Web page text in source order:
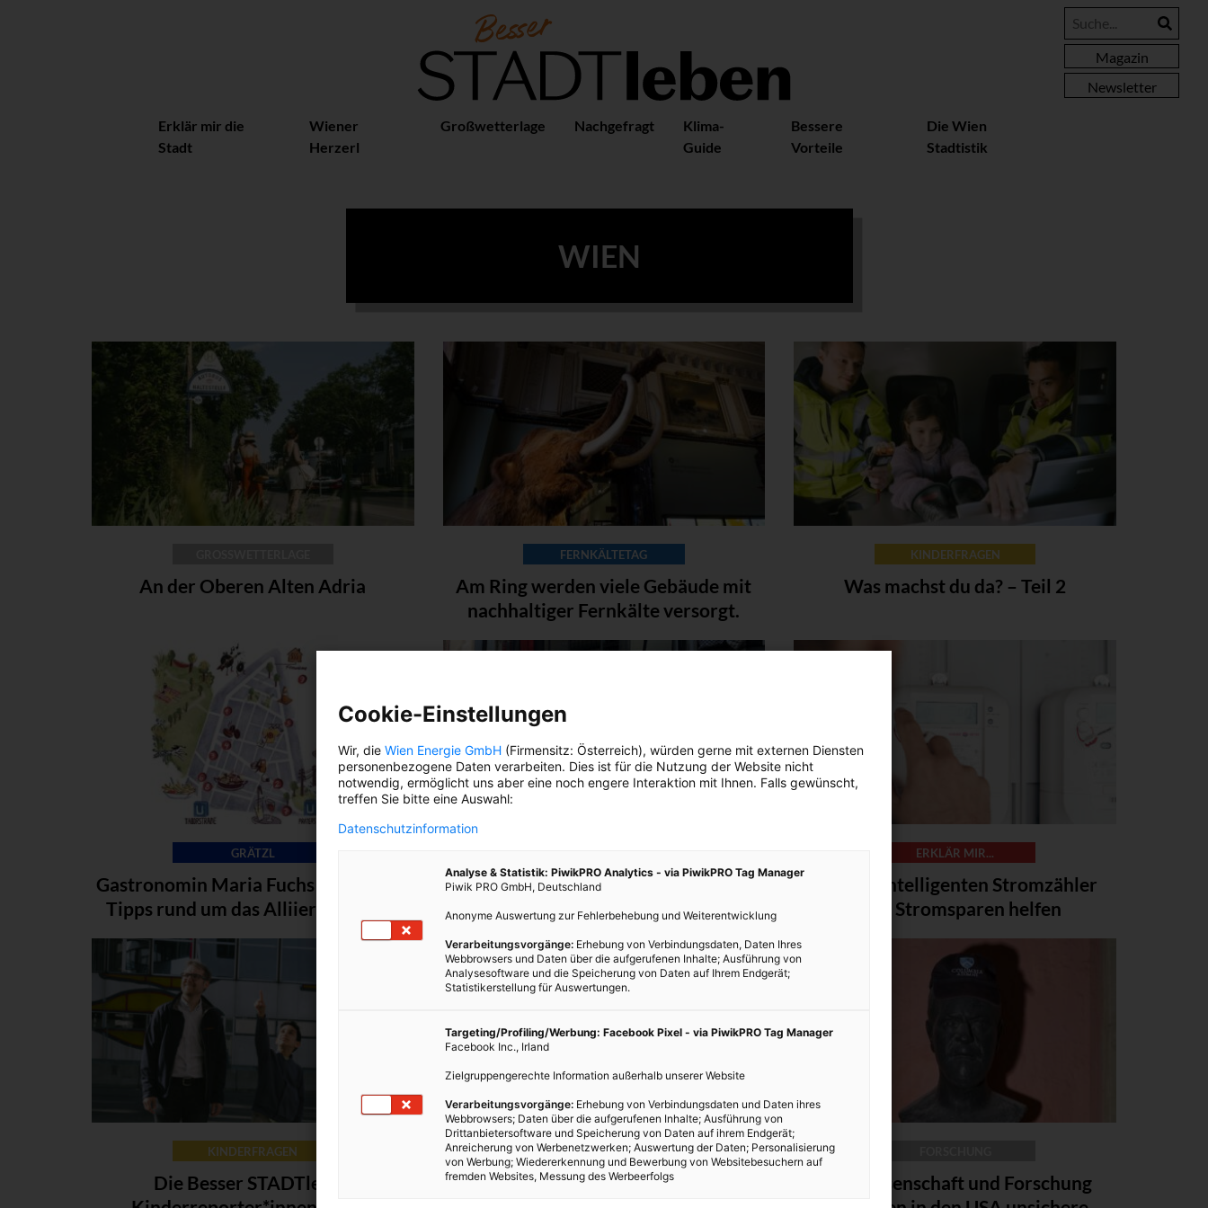
Magazin
Newsletter
Erklär mir die
Stadt
Wiener
Herzerl
Großwetterlage Nachgefragt
Klima-
Guide
Bessere
Vorteile
Die Wien
Stadtistik
WIEN
An der Oberen Alten Adria
FERNKÄLTETAG
Am Ring werden viele Gebäude mit
nachhaltiger Fernkälte versorgt.
KINDERFRAGEN
Was machst du da? – Teil 2
GRÄTZL
Gastronomin Maria Fuchs verrät ihre
Tipps rund um das Alliiertenviertel
Kinderreporterin Nika trifft den
Stromstörungsdienst
ERKLÄR MIR...
Wie die intelligenten Stromzähler
beim Stromsparen helfen
KINDERFRAGEN
Die Besser STADTleben
NATUR
Die Schmetterlingszüchterin Marion
Für Wissenschaft und Forschung
Cookie-Einstellungen
Wir, die Wien Energie GmbH (Firmensitz: Österreich), würden gerne mit externen Diensten
personenbezogene Daten verarbeiten. Dies ist für die Nutzung der Website nicht
notwendig, ermöglicht uns aber eine noch engere Interaktion mit Ihnen. Falls gewünscht,
treffen Sie bitte eine Auswahl:
Datenschutzinformation
Analyse & Statistik: PiwikPRO Analytics - via PiwikPRO Tag Manager
Piwik PRO GmbH, Deutschland
Anonyme Auswertung zur Fehlerbehebung und Weiterentwicklung
Verarbeitungsvorgänge: Erhebung von Verbindungsdaten, Daten Ihres
Webbrowsers und Daten über die aufgerufenen Inhalte; Ausführung von
Analysesoftware und die Speicherung von Daten auf Ihrem Endgerät;
Statistikerstellung für Auswertungen.
Targeting/Profiling/Werbung: Facebook Pixel - via PiwikPRO Tag Manager
Facebook Inc., Irland
Zielgruppengerechte Information außerhalb unserer Website
Verarbeitungsvorgänge: Erhebung von Verbindungsdaten und Daten ihres
Webbrowsers; Daten über die aufgerufenen Inhalte; Ausführung von
Drittanbietersoftware und Speicherung von Daten auf ihrem Endgerät;
Anreicherung von Werbenetzwerken; Auswertung der Daten; Personalisierung
von Werbung; Wiedererkennung und Bewerbung von Websitebesuchern auf
fremden Websites, Messung des Werbeerfolgs